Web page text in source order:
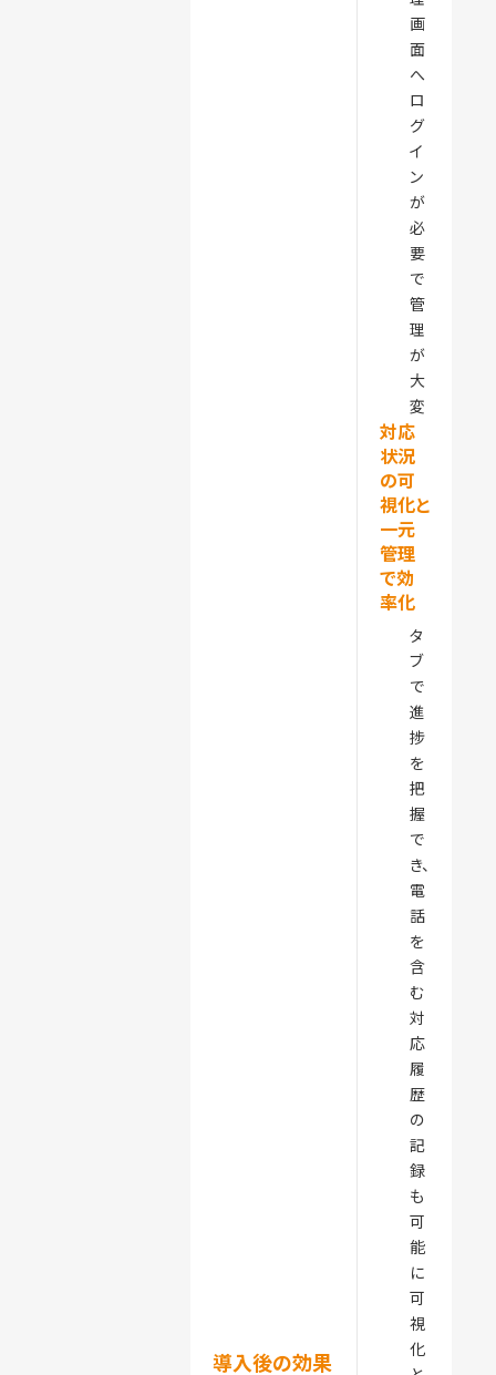
画
面
へ
ロ
グ
イ
ン
が
必
要
で
管
理
が
大
変
導入後の効果
対応
状況
の可
視化と
一元
管理
で効
率化
タ
ブ
で
進
捗
を
把
握
で
き、
電
話
を
含
む
対
応
履
歴
の
記
録
も
可
能
に
可
視
化